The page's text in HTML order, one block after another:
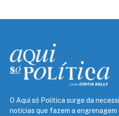
O Aqui só Política surge da
notícias que fazem a engrenagem